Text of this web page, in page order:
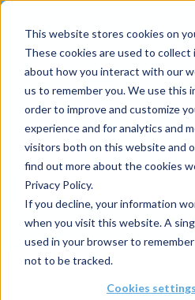
This website stores cookies on
These cookies are used to collect
about how you interact with our
us to remember you. We use this
order to improve and customize
experience and for analytics and
visitors both on this website and
find out more about the cookies
Privacy Policy.
If you decline, your information
when you visit this website. A
used in your browser to
not to be tracked.
Cookies settings
Wie dürfen wir
Es gibt keine Vorschläge,
Knowledge Base der WWM